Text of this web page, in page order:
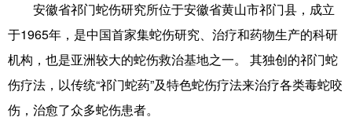
公益 一带一路 亚太网 上市公司
文化产业
安徽省祁门蛇伤研究所位于安徽省黄山市祁门县，成立
于1965年，是中国首家集蛇伤研究、治疗和药物生产的科研
机构，也是亚洲较大的蛇伤救治基地之一。 其独创的祁门蛇
伤疗法，以传统“祁门蛇药”及特色蛇伤疗法来治疗各类毒蛇咬
伤，治愈了众多蛇伤患者。